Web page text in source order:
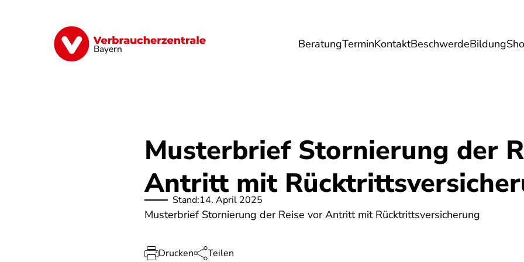
Bayern BeratungTerminKontaktBeschwerdeBildung
Finanzen Digitales Lebensmittel Umwelt Gesundheit Energie
Musterbrief Stornierung der
Antritt mit
Stand:14. April 2025
Musterbrief Stornierung der Reise vor Antritt mit Rücktrittsversicherung
Drucken Teilen